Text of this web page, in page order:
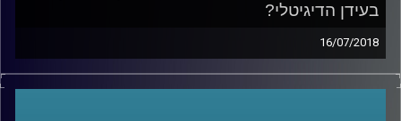
בעידן הדיגיטלי?
16/07/2018
המעבר של תעשיית המוזיקה לעידן הדיגיטלי